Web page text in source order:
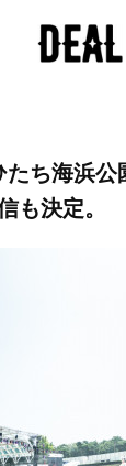
たち海浜公
も決定。